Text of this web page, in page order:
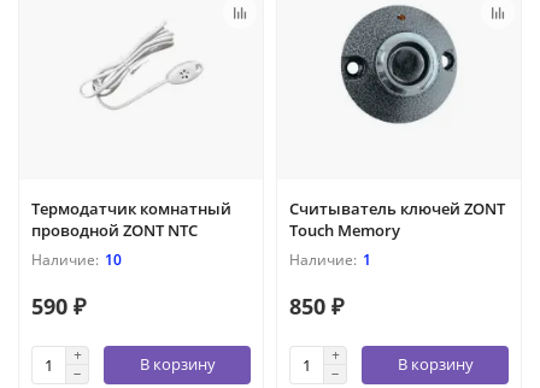
Термодатчик комнатный
проводной ZONT NTC
10
590 ₽
В корзину
Считыватель ключей ZONT
Touch Memory
1
850 ₽
В корзину